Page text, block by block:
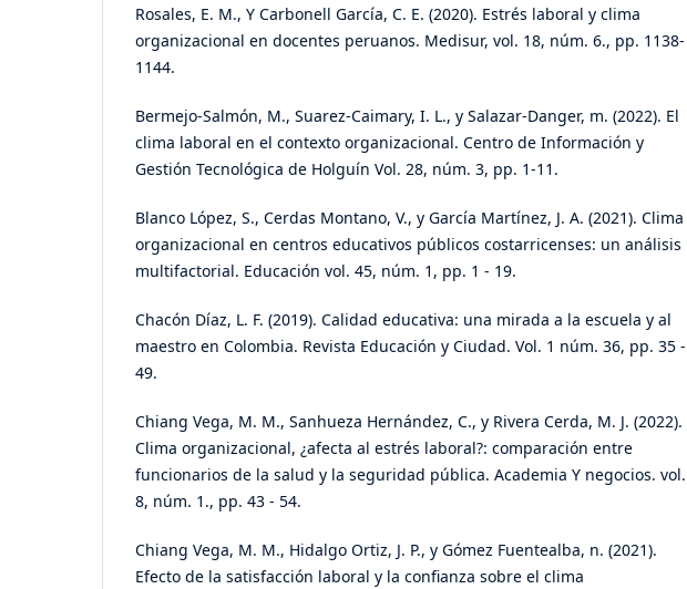
Rosales, E. M., Y Carbonell García, C. E. (2020). Estrés laboral y clima
organizacional en docentes peruanos. Medisur, vol. 18, núm. 6., pp. 1138-
1144.
Bermejo-Salmón, M., Suarez-Caimary, I. L., y Salazar-Danger, m. (2022). El
clima laboral en el contexto organizacional. Centro de Información y
Gestión Tecnológica de Holguín Vol. 28, núm. 3, pp. 1-11.
Blanco López, S., Cerdas Montano, V., y García Martínez, J. A. (2021). Clima
organizacional en centros educativos públicos costarricenses: un análisis
multifactorial. Educación vol. 45, núm. 1, pp. 1 - 19.
Chacón Díaz, L. F. (2019). Calidad educativa: una mirada a la escuela y al
maestro en Colombia. Revista Educación y Ciudad. Vol. 1 núm. 36, pp. 35 -
49.
Chiang Vega, M. M., Sanhueza Hernández, C., y Rivera Cerda, M. J. (2022).
Clima organizacional, ¿afecta al estrés laboral?: comparación entre
funcionarios de la salud y la seguridad pública. Academia Y negocios. vol.
8, núm. 1., pp. 43 - 54.
Chiang Vega, M. M., Hidalgo Ortiz, J. P., y Gómez Fuentealba, n. (2021).
Efecto de la satisfacción laboral y la confianza sobre el clima